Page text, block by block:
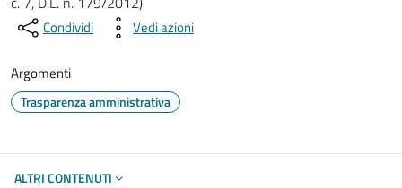
Condividi Vedi azioni
Argomenti
Trasparenza amministrativa
ALTRI CONTENUTI